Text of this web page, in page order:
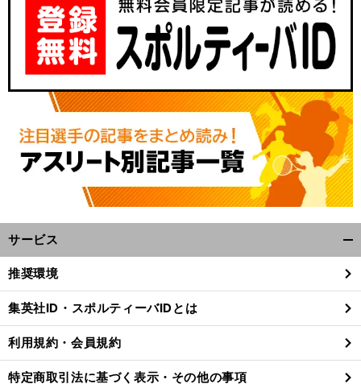
前
サービス
閉
る
推奨環境
集英社ID・スポルティーバIDとは
利用規約・会員規約
特定商取引法に基づく表示・その他の事項